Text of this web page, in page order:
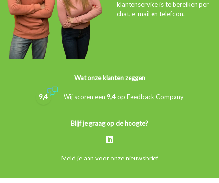
klantenservice is te bereiken per
chat, e-mail en telefoon.
Wat onze klanten zeggen
9,4 Wij scoren een 9,4op Feedback Company
Blijf je graag op de hoogte?
Meld je aan voor onze nieuwsbrief